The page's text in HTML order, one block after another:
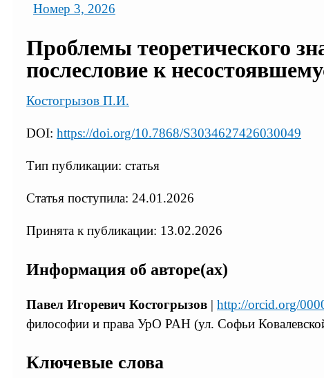
Номер 3, 2026
Проблемы теоретического
послесловие к
Костогрызов П.И.
DOI: https://doi.org/10.7868/S3034627426030049
Тип публикации: статья
Статья поступила: 24.01.2026
Принята к публикации: 13.02.2026
Информация об авторе(ах)
Павел Игоревич Костогрызов | http://orcid.org/
философии и права УрО РАН (ул. Софьи
Ключевые слова